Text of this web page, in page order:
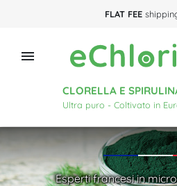
FLAT FEE

CLORELLA E
Ultra puro - Coltivato in
Esperti francesi in